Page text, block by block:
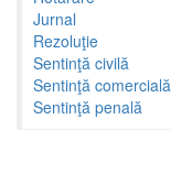
Jurnal
Rezoluţie
Sentinţă civilă
Sentinţă comercială
Sentinţă penală